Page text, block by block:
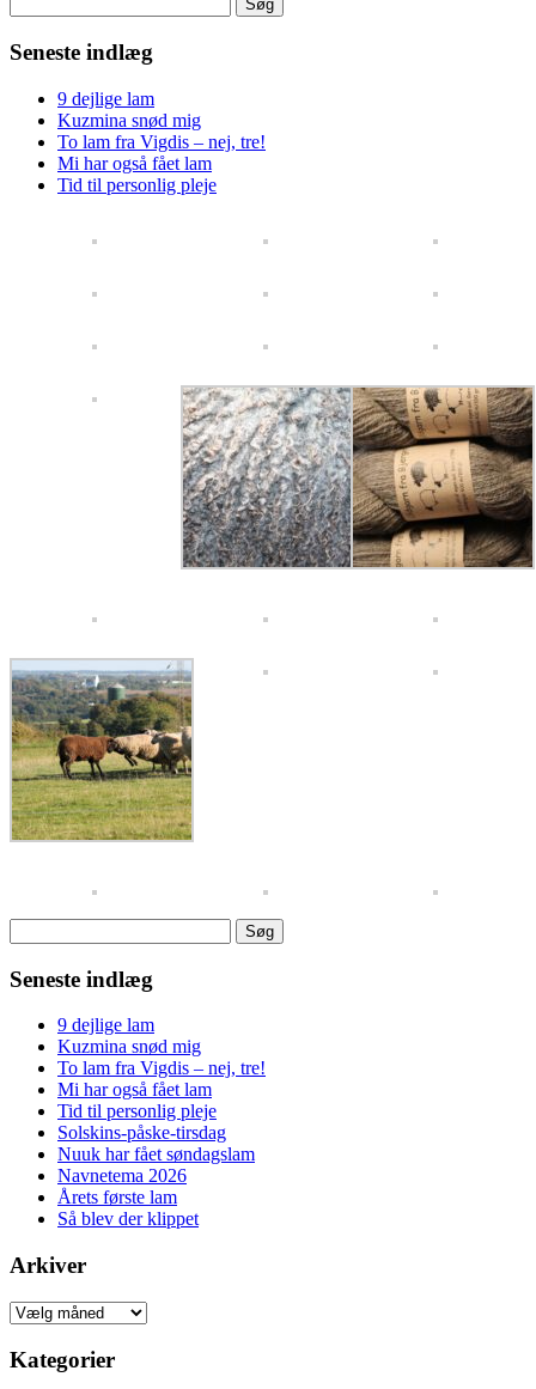
efter:
Seneste indlæg
9 dejlige lam
Kuzmina snød mig
To lam fra Vigdis – nej, tre!
Mi har også fået lam
Tid til personlig pleje
efter:
Seneste indlæg
9 dejlige lam
Kuzmina snød mig
To lam fra Vigdis – nej, tre!
Mi har også fået lam
Tid til personlig pleje
Solskins-påske-tirsdag
Nuuk har fået søndagslam
Navnetema 2026
Årets første lam
Så blev der klippet
Arkiver
Arkiver
Kategorier